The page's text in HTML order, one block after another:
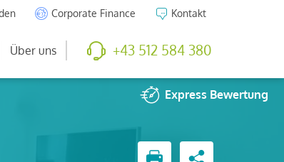
Corporate Finance Kontakt
Über uns +43 512 584 380
Express Bewertung